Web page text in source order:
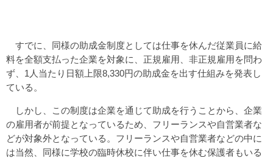
すでに、同様の助成金制度としては仕事を休んだ従業員に給
料を全額支払った企業を対象に、正規雇用、非正規雇用を問わ
ず、1人当たり日額上限8,330円の助成金を出す仕組みを発表し
ている。
しかし、この制度は企業を通じて助成を行うことから、企業
の雇用者が前提となっているため、フリーランスや自営業者な
どが対象外となっている。フリーランスや自営業者などの中に
は当然、同様に学校の臨時休校に伴い仕事を休む保護者もいる